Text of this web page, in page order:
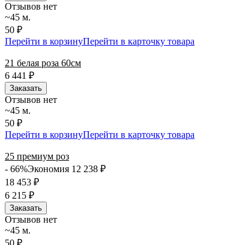
Отзывов нет
~45 м.
50 ₽
Перейти в корзинуПерейти в карточку товара
21 белая роза 60см
6 441
₽
Заказать
Отзывов нет
~45 м.
50 ₽
Перейти в корзинуПерейти в карточку товара
25 премиум роз
- 66%Экономия 12 238 ₽
18 453 ₽
6 215 ₽
Заказать
Отзывов нет
~45 м.
50 ₽